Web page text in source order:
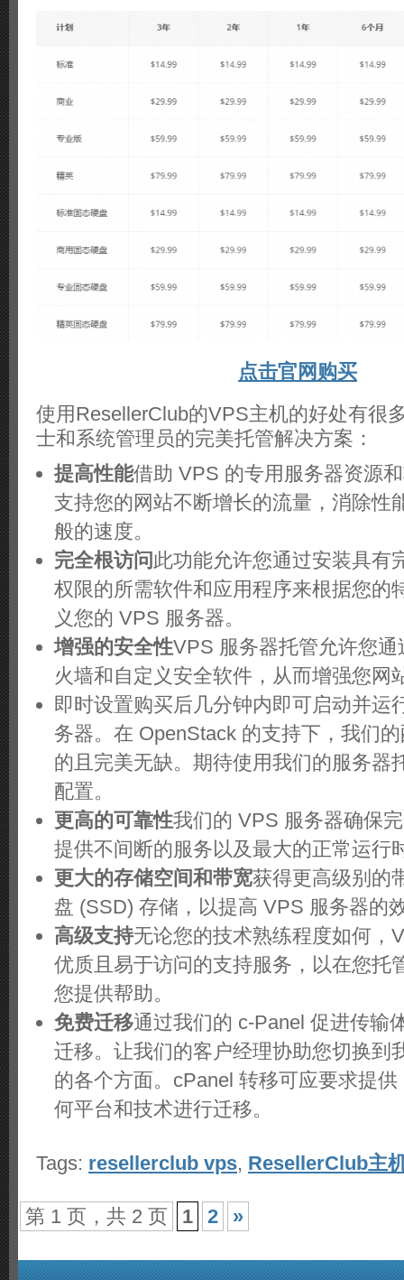
点击官网购买
使用ResellerClub的VPS主机的好处有很
士和系统管理员的完美托管解决方案：
提高性能借助 VPS 的专用服务器资源
支持您的网站不断增长的流量，消除性
般的速度。
完全根访问此功能允许您通过安装具有
权限的所需软件和应用程序来根据您的
义您的 VPS 服务器。
增强的安全性VPS 服务器托管允许您
火墙和自定义安全软件，从而增强您网
即时设置购买后几分钟内即可启动并运
务器。在 OpenStack 的支持下，我们
的且完美无缺。期待使用我们的服务器
配置。
更高的可靠性我们的 VPS 服务器确保
提供不间断的服务以及最大的正常运行
更大的存储空间和带宽获得更高级别的
盘 (SSD) 存储，以提高 VPS 服务器的
高级支持无论您的技术熟练程度如何，
优质且易于访问的支持服务，以在您托
您提供帮助。
免费迁移通过我们的 c-Panel 促进传输
迁移。让我们的客户经理协助您切换到
的各个方面。cPanel 转移可应要求提
何平台和技术进行迁移。
Tags: resellerclub vps, ResellerClub主
第 1 页，共 2 页 1 2 »